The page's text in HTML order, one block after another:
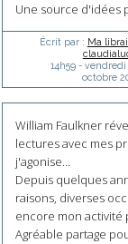
Une source d'idées
Écrit par : Ma
14h59- vendredi
octobre
William Faulkner
lectures avec mes
j'agonise…
Depuis quelques
raisons, diverses
encore mon activité
Agréable partage